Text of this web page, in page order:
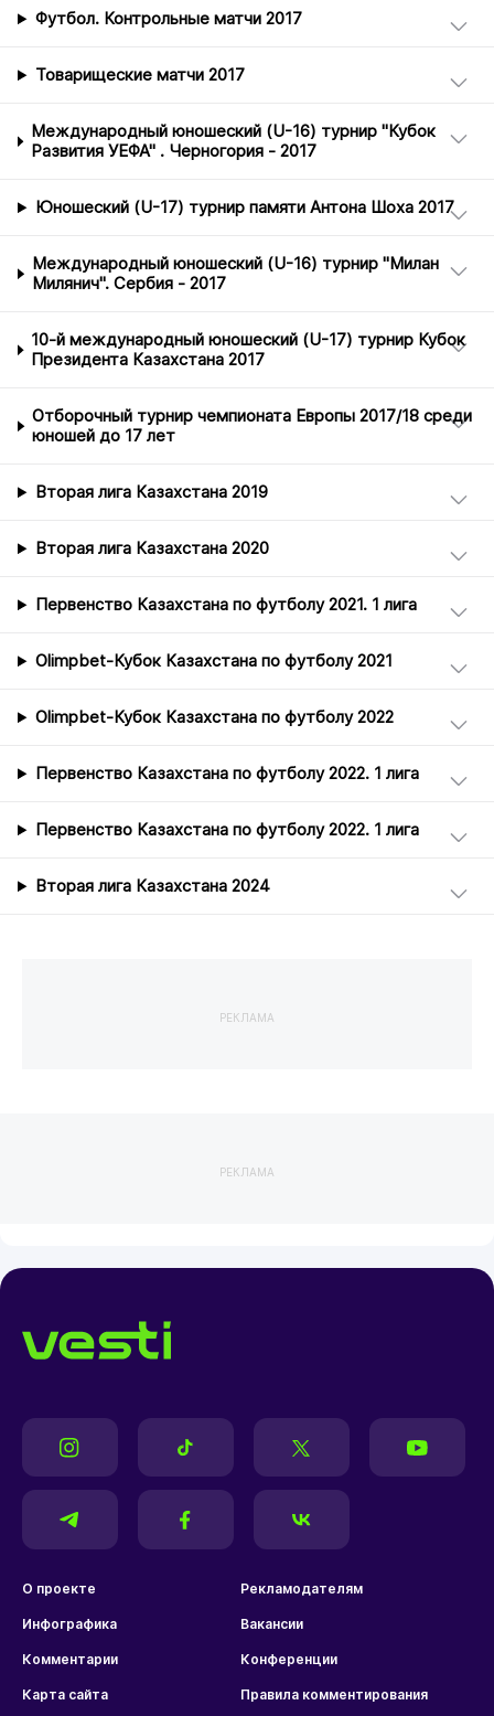
Футбол. Контрольные матчи 2017
Товарищеские матчи 2017
Международный юношеский (U-16) турнир "Кубок
Развития УЕФА" . Черногория - 2017
Юношеский (U-17) турнир памяти Антона Шоха 2017
Международный юношеский (U-16) турнир "Милан
Милянич". Сербия - 2017
10-й международный юношеский (U-17) турнир Кубок
Президента Казахстана 2017
Отборочный турнир чемпионата Европы 2017/18 среди
юношей до 17 лет
Вторая лига Казахстана 2019
Вторая лига Казахстана 2020
Первенство Казахстана по футболу 2021. 1 лига
Olimpbet-Кубок Казахстана по футболу 2021
Olimpbet-Кубок Казахстана по футболу 2022
Первенство Казахстана по футболу 2022. 1 лига
Первенство Казахстана по футболу 2022. 1 лига
Вторая лига Казахстана 2024
РЕКЛАМА
РЕКЛАМА
О проекте Рекламодателям
Инфографика Вакансии
Комментарии Конференции
Карта сайта Правила комментирования